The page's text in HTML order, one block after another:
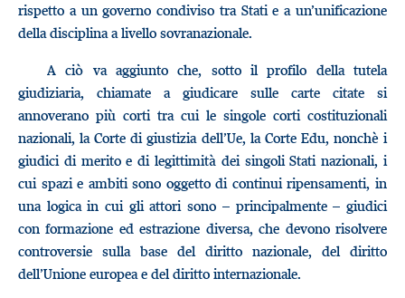
rispetto a un governo condiviso tra Stati e a un’unificazione
della disciplina a livello sovranazionale.
A ciò va aggiunto che, sotto il profilo della tutela
giudiziaria, chiamate a giudicare sulle carte citate si
annoverano più corti tra cui le singole corti costituzionali
nazionali, la Corte di giustizia dell’Ue, la Corte Edu, nonchè i
giudici di merito e di legittimità dei singoli Stati nazionali, i
cui spazi e ambiti sono oggetto di continui ripensamenti, in
una logica in cui gli attori sono – principalmente – giudici
con formazione ed estrazione diversa, che devono risolvere
controversie sulla base del diritto nazionale, del diritto
dell’Unione europea e del diritto internazionale.